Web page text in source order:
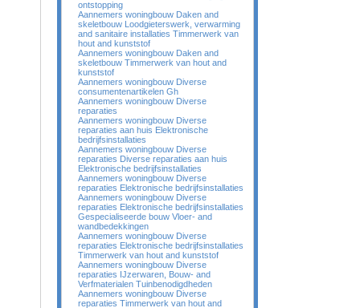
ontstopping
Aannemers woningbouw Daken and
skeletbouw Loodgieterswerk, verwarming
and sanitaire installaties Timmerwerk van
hout and kunststof
Aannemers woningbouw Daken and
skeletbouw Timmerwerk van hout and
kunststof
Aannemers woningbouw Diverse
consumentenartikelen Gh
Aannemers woningbouw Diverse
reparaties
Aannemers woningbouw Diverse
reparaties aan huis Elektronische
bedrijfsinstallaties
Aannemers woningbouw Diverse
reparaties Diverse reparaties aan huis
Elektronische bedrijfsinstallaties
Aannemers woningbouw Diverse
reparaties Elektronische bedrijfsinstallaties
Aannemers woningbouw Diverse
reparaties Elektronische bedrijfsinstallaties
Gespecialiseerde bouw Vloer- and
wandbedekkingen
Aannemers woningbouw Diverse
reparaties Elektronische bedrijfsinstallaties
Timmerwerk van hout and kunststof
Aannemers woningbouw Diverse
reparaties IJzerwaren, Bouw- and
Verfmaterialen Tuinbenodigdheden
Aannemers woningbouw Diverse
reparaties Timmerwerk van hout and